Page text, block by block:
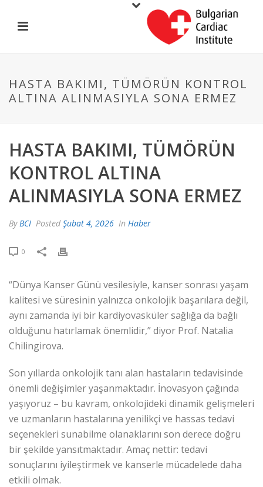
HASTA BAKIMI, TÜMÖRÜN KONTROL
ALTINA ALINMASIYLA SONA ERMEZ
HASTA BAKIMI, TÜMÖRÜN
KONTROL ALTINA
ALINMASIYLA SONA ERMEZ
ByBCI Posted Şubat 4, 2026 In Haber
0
“Dünya Kanser Günü vesilesiyle, kanser sonrası yaşam
kalitesi ve süresinin yalnızca onkolojik başarılara değil,
aynı zamanda iyi bir kardiyovasküler sağlığa da bağlı
olduğunu hatırlamak önemlidir,” diyor Prof. Natalia
Chilingirova.
Son yıllarda onkolojik tanı alan hastaların tedavisinde
önemli değişimler yaşanmaktadır. İnovasyon çağında
yaşıyoruz – bu kavram, onkolojideki dinamik gelişmeleri
ve uzmanların hastalarına yenilikçi ve hassas tedavi
seçenekleri sunabilme olanaklarını son derece doğru
bir şekilde yansıtmaktadır. Amaç nettir: tedavi
sonuçlarını iyileştirmek ve kanserle mücadelede daha
etkili olmak.